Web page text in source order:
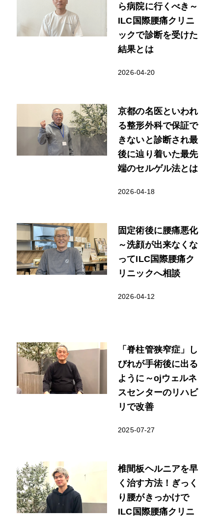
ら病院に行くべき～
ILC国際腰痛クリニ
ックで診断を受けた
結果とは
2026-04-20
京都の名医といわれ
る整形外科で保証で
きないと診断され最
後に辿り着いた最先
端のセルゲル法とは
2026-04-18
固定術後に腰痛悪化
～洗顔が出来なくな
ってILC国際腰痛ク
リニックへ相談
2026-04-12
「脊柱管狭窄症」し
びれが手術後に出る
ように～ojウェルネ
スセンターのリハビ
リで改善
2025-07-27
椎間板ヘルニアを早
く治す方法！ぎっく
り腰がきっかけで
ILC国際腰痛クリニ